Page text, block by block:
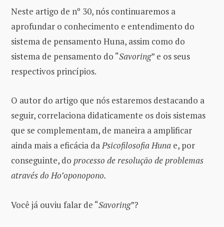
Neste artigo de nº 30, nós continuaremos a
aprofundar o conhecimento e entendimento do
sistema de pensamento Huna, assim como do
sistema de pensamento do “Savoring” e os seus
respectivos princípios.
O autor do artigo que nós estaremos destacando a
seguir, correlaciona didaticamente os dois sistemas
que se complementam, de maneira a amplificar
ainda mais a eficácia daPsicofilosofia Huna e, por
conseguinte, do processo de resolução de problemas
através do Ho’oponopono.
Você já ouviu falar de “Savoring”?